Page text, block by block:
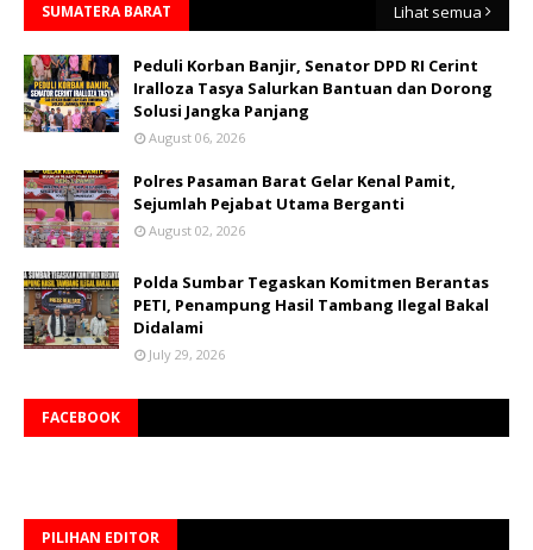
SUMATERA BARAT Lihat semua
Peduli Korban Banjir, Senator DPD RI Cerint
Iralloza Tasya Salurkan Bantuan dan Dorong
Solusi Jangka Panjang
August 06, 2026
Polres Pasaman Barat Gelar Kenal Pamit,
Sejumlah Pejabat Utama Berganti
August 02, 2026
Polda Sumbar Tegaskan Komitmen Berantas
PETI, Penampung Hasil Tambang Ilegal Bakal
Didalami
July 29, 2026
FACEBOOK
PILIHAN EDITOR